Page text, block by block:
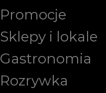
Promocje
Sklepy i lokale
Gastronomia
Rozrywka